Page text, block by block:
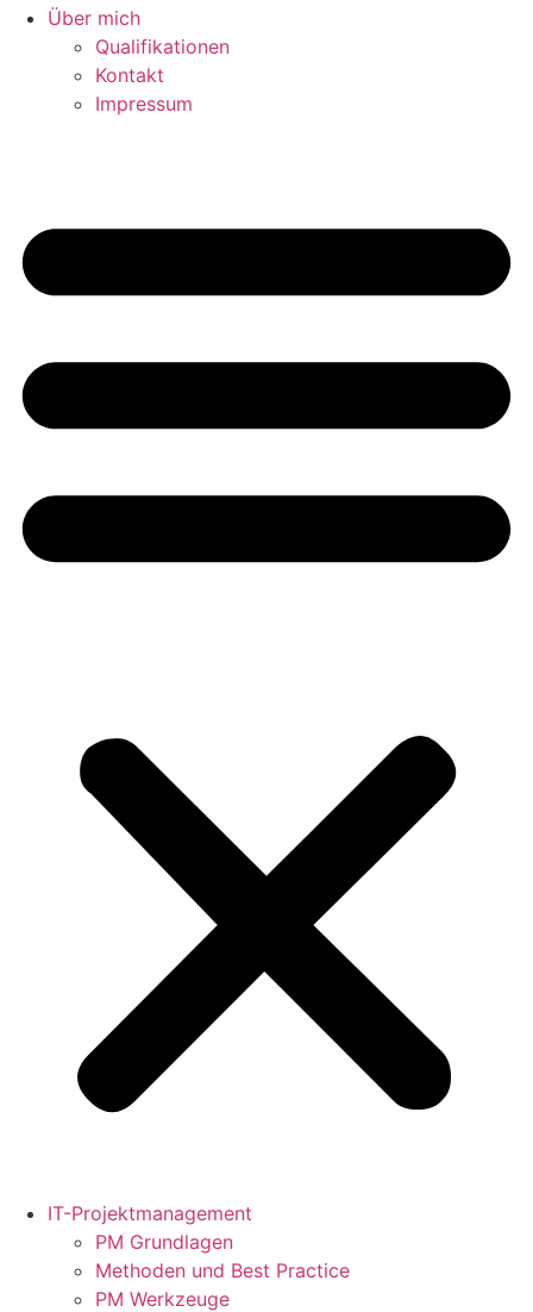
Über mich
Qualifikationen
Kontakt
Impressum
IT-Projektmanagement
PM Grundlagen
Methoden und Best Practice
PM Werkzeuge